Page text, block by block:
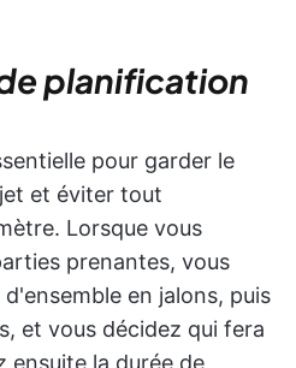
planification
pour garder le
et éviter tout
Lorsque vous
prenantes, vous
en jalons, puis
et vous décidez qui fera
ensuite la durée de